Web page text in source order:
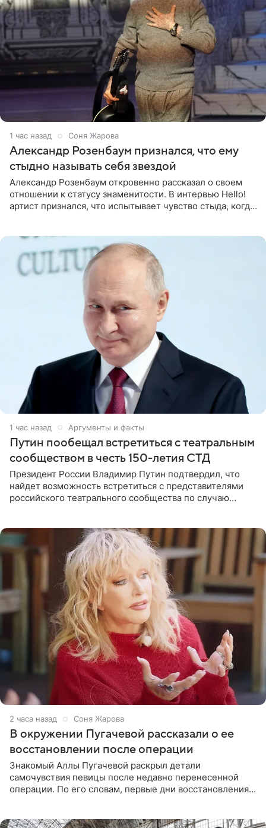
1 час назад Соня Жарова
Александр Розенбаум признался, что ему
стыдно называть себя звездой
Александр Розенбаум откровенно рассказал о своем
отношении к статусу знаменитости. В интервью Hello!
артист признался, что испытывает чувство стыда, когда
1 час назад Аргументы и факты
Путин пообещал встретиться с театральным
сообществом в честь 150-летия СТД
Президент России Владимир Путин подтвердил, что
найдет возможность встретиться с представителями
российского театрального сообщества по случаю
2 часа назад Соня Жарова
В окружении Пугачевой рассказали о ее
восстановлении после операции
Знакомый Аллы Пугачевой раскрыл детали
самочувствия певицы после недавно перенесенной
операции. По его словам, первые дни восстановления